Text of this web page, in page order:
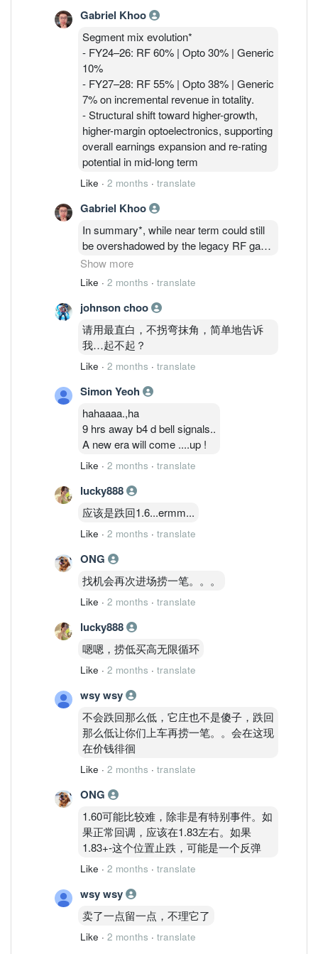
based structures) to secure design
ownership and supply chain control.
- Capability expansion from legacy low-
mid FBAR into higher-value integrated
modules (e.g., PA duplexers, mixed-
signal integration).
- Early traction via Customer consortium
- Enables advanced processes such as
wafer-to-PCB direct bonding.
Gabriel Khoo
Segment mix evolution*
- FY24–26: RF 60% | Opto 30% | Generic
10%
- FY27–28: RF 55% | Opto 38% | Generic
7% on incremental revenue in totality.
- Structural shift toward higher-growth,
higher-margin optoelectronics, supporting
overall earnings expansion and re-rating
potential in mid-long term
Like · 2 months · translate
Gabriel Khoo
In summary*, while near term could still
be overshadowed by the legacy RF gap
and FX impact, Photonics/ChipFab drives
step-change growth and margin uplift
design wins into FY27 and FY28. Longer-
term drivers: Advanced packaging +
optical integration position Inari as a
broader AI infrastructure enabler, not just
a handset proxy.
Show more
Like · 2 months · translate
johnson choo
请用最直白，不拐弯抹角，简单地告诉
我…起不起？
Like · 2 months · translate
Simon Yeoh
hahaaaa.,ha
9 hrs away b4 d bell signals..
A new era will come ....up !
Like · 2 months · translate
lucky888
应该是跌回1.6...ermm...
Like · 2 months · translate
ONG
找机会再次进场捞一笔。。。
Like · 2 months · translate
lucky888
嗯嗯，捞低买高无限循环
Like · 2 months · translate
wsy wsy
不会跌回那么低，它庄也不是傻子，跌回
那么低让你们上车再捞一笔。。会在这现
在价钱徘徊
Like · 2 months · translate
ONG
1.60可能比较难，除非是有特别事件。如
果正常回调，应该在1.83左右。如果
1.83+-这个位置止跌，可能是一个反弹
Like · 2 months · translate
wsy wsy
卖了一点留一点，不理它了
Like · 2 months · translate